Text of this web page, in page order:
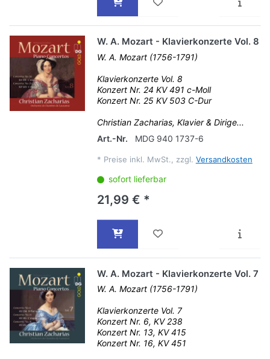
W. A. Mozart - Klavierkonzerte Vol. 8
W. A. Mozart (1756-1791)
Klavierkonzerte Vol. 8
Konzert Nr. 24 KV 491 c-Moll
Konzert Nr. 25 KV 503 C-Dur
Christian Zacharias, Klavier & Dirige...
Art.-Nr.
MDG 940 1737-6
* Preise inkl. MwSt., zzgl. Versandkosten
sofort lieferbar
21,99 € *
W. A. Mozart - Klavierkonzerte Vol. 7
W. A. Mozart (1756-1791)
Klavierkonzerte Vol. 7
Konzert Nr. 6, KV 238
Konzert Nr. 13, KV 415
Konzert Nr. 16, KV 451